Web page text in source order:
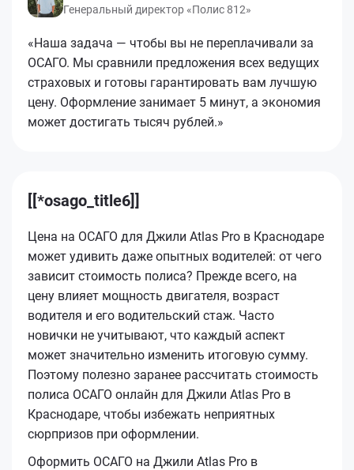
Генеральный директор «Полис 812»
«Наша задача — чтобы вы не переплачивали за
ОСАГО. Мы сравнили предложения всех ведущих
страховых и готовы гарантировать вам лучшую
цену. Оформление занимает 5 минут, а экономия
может достигать тысяч рублей.»
[[*osago_title6]]
Цена на ОСАГО для Джили Atlas Pro в Краснодаре
может удивить даже опытных водителей: от чего
зависит стоимость полиса? Прежде всего, на
цену влияет мощность двигателя, возраст
водителя и его водительский стаж. Часто
новички не учитывают, что каждый аспект
может значительно изменить итоговую сумму.
Поэтому полезно заранее рассчитать стоимость
полиса ОСАГО онлайн для Джили Atlas Pro в
Краснодаре, чтобы избежать неприятных
сюрпризов при оформлении.
Оформить ОСАГО на Джили Atlas Pro в